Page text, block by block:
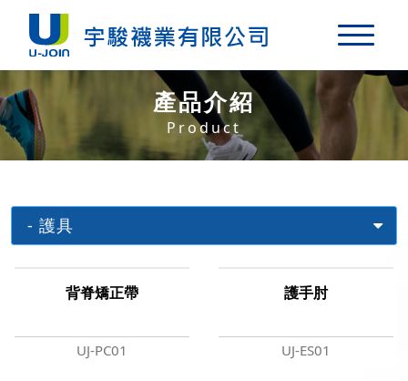
中文 English
關於我們
產品介紹
Product
背脊矯正帶
UJ-PC01
護手肘
UJ-ES01